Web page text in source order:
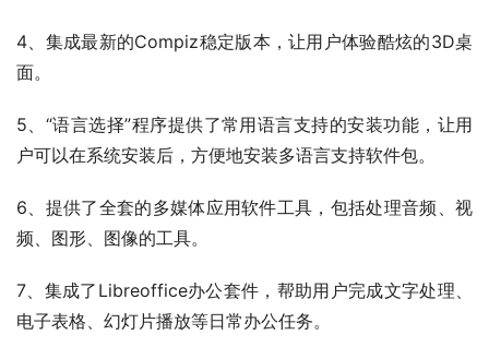
4、集成最新的Compiz稳定版本，让用户体验酷炫的3D桌
面。
5、“语言选择”程序提供了常用语言支持的安装功能，让用
户可以在系统安装后，方便地安装多语言支持软件包。
6、提供了全套的多媒体应用软件工具，包括处理音频、视
频、图形、图像的工具。
7、集成了Libreoffice办公套件，帮助用户完成文字处理、
电子表格、幻灯片播放等日常办公任务。